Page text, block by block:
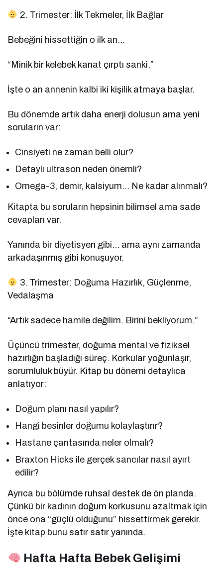
2. Trimester: İlk Tekmeler, İlk Bağlar
Bebeğini hissettiğin o ilk an…
“Minik bir kelebek kanat çırptı sanki.”
İşte o an annenin kalbi iki kişilik atmaya başlar.
Bu dönemde artık daha enerji dolusun ama yeni
soruların var:
Cinsiyeti ne zaman belli olur?
Detaylı ultrason neden önemli?
Omega-3, demir, kalsiyum… Ne kadar alınmalı?
Kitapta bu soruların hepsinin bilimsel ama sade
cevapları var.
Yanında bir diyetisyen gibi… ama aynı zamanda
arkadaşınmış gibi konuşuyor.
3. Trimester: Doğuma Hazırlık, Güçlenme,
Vedalaşma
“Artık sadece hamile değilim. Birini bekliyorum.”
Üçüncü trimester, doğuma mental ve fiziksel
hazırlığın başladığı süreç. Korkular yoğunlaşır,
sorumluluk büyür. Kitap bu dönemi detaylıca
anlatıyor:
Doğum planı nasıl yapılır?
Hangi besinler doğumu kolaylaştırır?
Hastane çantasında neler olmalı?
Braxton Hicks ile gerçek sancılar nasıl ayırt
edilir?
Ayrıca bu bölümde ruhsal destek de ön planda.
Çünkü bir kadının doğum korkusunu azaltmak için
önce ona “güçlü olduğunu” hissettirmek gerekir.
İşte kitap bunu satır satır yanında.
Hafta Hafta Bebek Gelişimi